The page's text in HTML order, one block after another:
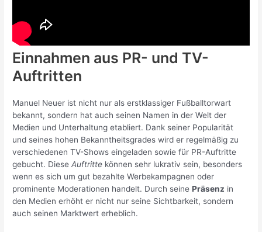
Einnahmen aus PR- und TV-
Auftritten
Manuel Neuer ist nicht nur als erstklassiger Fußballtorwart
bekannt, sondern hat auch seinen Namen in der Welt der
Medien und Unterhaltung etabliert. Dank seiner Popularität
und seines hohen Bekanntheitsgrades wird er regelmäßig zu
verschiedenen TV-Shows eingeladen sowie für PR-Auftritte
gebucht. DieseAuftritte können sehr lukrativ sein, besonders
wenn es sich um gut bezahlte Werbekampagnen oder
prominente Moderationen handelt. Durch seinePräsenz in
den Medien erhöht er nicht nur seine Sichtbarkeit, sondern
auch seinen Marktwert erheblich.